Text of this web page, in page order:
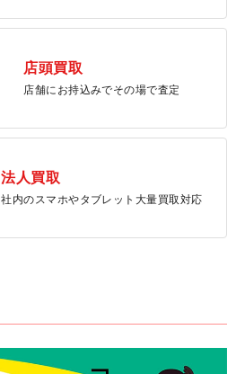
店頭買取
店舗にお持込みでその場で査定
法人買取
社内のスマホやタブレット大量買取対応